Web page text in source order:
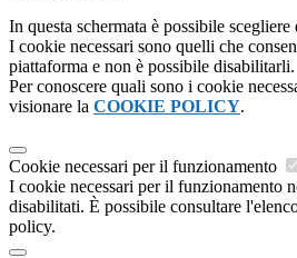
In questa schermata è possibile
I cookie necessari sono quelli che
piattaforma e non è possibile disabilitarli.
Per conoscere quali sono i cookie
visionare la COOKIE POLICY.
Cookie necessari per il funzionamento
I cookie necessari per il funzionamento
disabilitati. È possibile consultare
policy.